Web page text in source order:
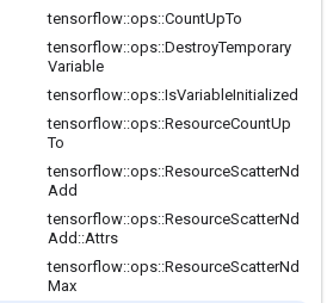
tensorflow::ops::CountUpTo
tensorflow::ops::DestroyTemporary
Variable
tensorflow::ops::IsVariableInitialized
tensorflow::ops::ResourceCountUp
To
tensorflow::ops::ResourceScatterNd
Add
tensorflow::ops::ResourceScatterNd
Add ::Attrs
tensorflow::ops::ResourceScatterNd
Max